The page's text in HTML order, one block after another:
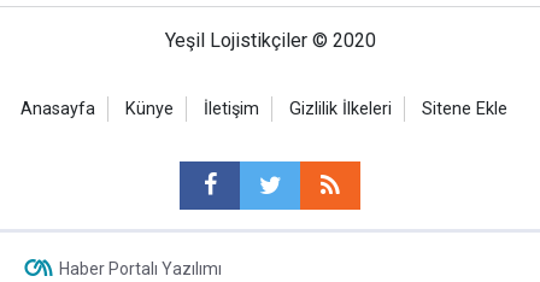
Yeşil Lojistikçiler © 2020
Anasayfa Künye İletişim Gizlilik İlkeleri Sitene Ekle
Haber Portalı Yazılımı